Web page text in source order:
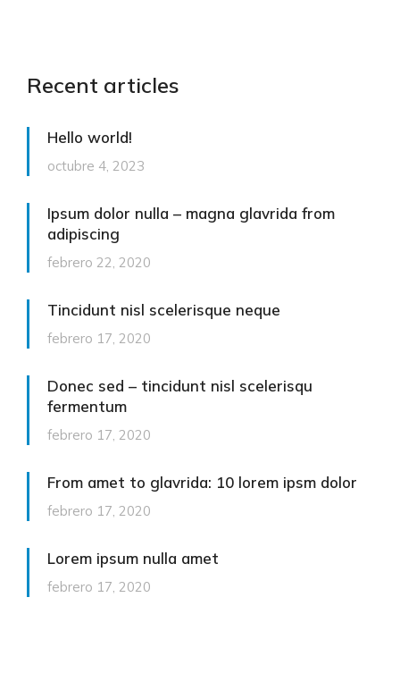
Recent articles
Hello world!
octubre 4, 2023
Ipsum dolor nulla – magna glavrida from
adipiscing
febrero 22, 2020
Tincidunt nisl scelerisque neque
febrero 17, 2020
Donec sed – tincidunt nisl scelerisqu
fermentum
febrero 17, 2020
From amet to glavrida: 10 lorem ipsm dolor
febrero 17, 2020
Lorem ipsum nulla amet
febrero 17, 2020